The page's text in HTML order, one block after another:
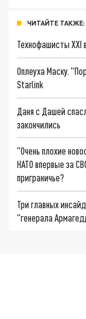
ЧИТАЙТЕ ТАКЖЕ:
Технофашисты XXI
Оплеуха Маску.
Starlink
Даня с Дашей
закончились
"Очень плохие
НАТО впервые за
приграничье?
Три главных
"генерала